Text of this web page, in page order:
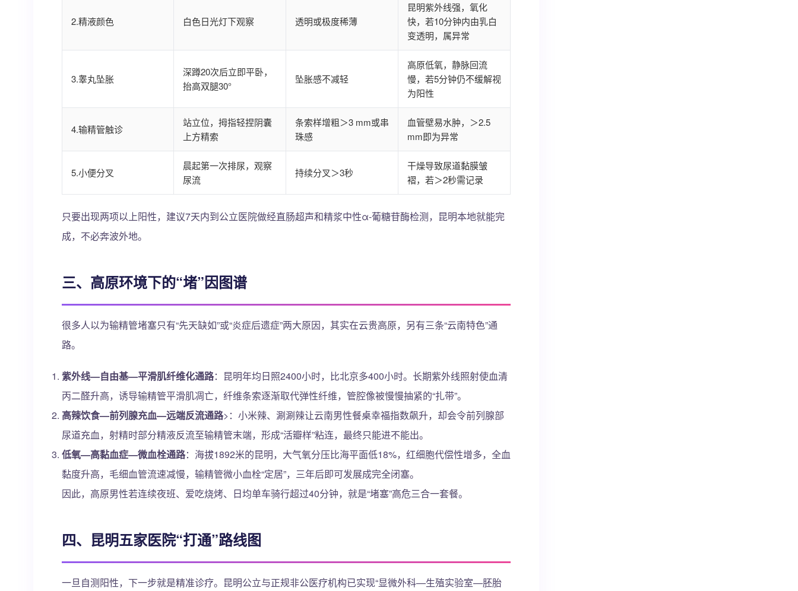
2.精液颜色 白色日光灯下观察 透明或极度稀薄
昆明紫外线强，氧化
快，若10分钟内由乳白
变透明，属异常
3.睾丸坠胀
深蹲20次后立即平卧，
抬高双腿30°
坠胀感不减轻
高原低氧，静脉回流
慢，若5分钟仍不缓解视
为阳性
4.输精管触诊
站立位，拇指轻捏阴囊
上方精索
条索样增粗＞3 mm或串
珠感
血管壁易水肿，＞2.5
mm即为异常
5.小便分叉
晨起第一次排尿，观察
尿流
持续分叉＞3秒
干燥导致尿道黏膜皱
褶，若＞2秒需记录
只要出现两项以上阳性，建议7天内到公立医院做经直肠超声和精浆中性α-葡糖苷酶检测，昆明本地就能完
成，不必奔波外地。
三、高原环境下的“堵”因图谱
很多人以为输精管堵塞只有“先天缺如”或“炎症后遗症”两大原因，其实在云贵高原，另有三条“云南特色”通
路。
紫外线—自由基—平滑肌纤维化通路：昆明年均日照2400小时，比北京多400小时。长期紫外线照射使血清
丙二醛升高，诱导输精管平滑肌凋亡，纤维条索逐渐取代弹性纤维，管腔像被慢慢抽紧的“扎带”。
高辣饮食—前列腺充血—远端反流通路>：小米辣、涮涮辣让云南男性餐桌幸福指数飙升，却会令前列腺部
尿道充血，射精时部分精液反流至输精管末端，形成“活瓣样”粘连，最终只能进不能出。
低氧—高黏血症—微血栓通路：海拔1892米的昆明，大气氧分压比海平面低18%，红细胞代偿性增多，全血
黏度升高，毛细血管流速减慢，输精管微小血栓“定居”，三年后即可发展成完全闭塞。
因此，高原男性若连续夜班、爱吃烧烤、日均单车骑行超过40分钟，就是“堵塞”高危三合一套餐。
四、昆明五家医院“打通”路线图
一旦自测阳性，下一步就是精准诊疗。昆明公立与正规非公医疗机构已实现“显微外科—生殖实验室—胚胎